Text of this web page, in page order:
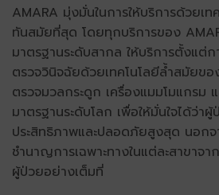
AMARA มุ่งมั่นในการให้บริการด้วยเ
ทันสมัยที่สุด โดยทุกบริการของ
มาตรฐานระดับสากล ให้บริการตั้งแต่
ตรวจวินิจฉัยด้วยเทคโนโลยีล้ำสมัยข
ตรวจมวลกระดูก เครื่องแมมโมแกรม
มาตรฐานระดับโลก เพื่อให้มั่นใจได้ว่าผู้
ประสิทธิภาพและปลอดภัยสูงสุด นอก
ชำนาญการเฉพาะทางในแต่ละสาขาจ
ผู้ป่วยอย่างเต็มที่